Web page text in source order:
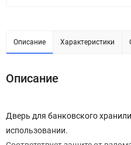
Описание Характеристики
Описание
Дверь для банковского
использовании.